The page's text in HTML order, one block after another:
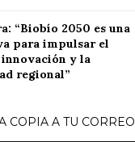
“Biobío 2050 es una
para impulsar el
y la
regional”
COPIA A TU CORREO